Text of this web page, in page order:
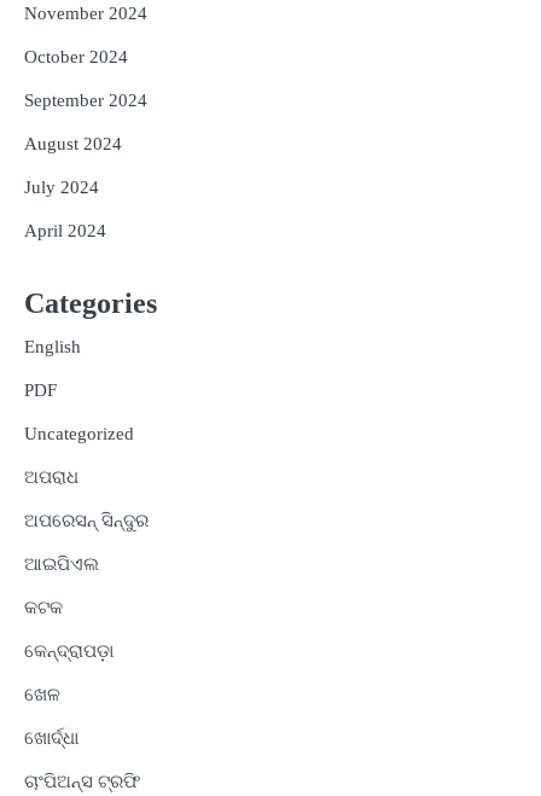
November 2024
October 2024
September 2024
August 2024
July 2024
April 2024
Categories
English
PDF
Uncategorized
ଅପରାଧ
ଅପରେସନ୍ ସିନ୍ଦୁର
ଆଇପିଏଲ
କଟକ
କେନ୍ଦ୍ରାପଡ଼ା
ଖେଳ
ଖୋର୍ଦ୍ଧା
ଚାଂପିଅନ୍ସ ଟ୍ରଫି